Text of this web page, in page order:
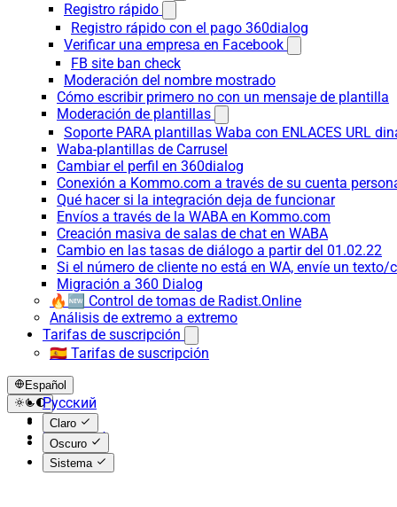
Registro rápido
Registro rápido con el pago 360dialog
Verificar una empresa en Facebook
FB site ban check
Moderación del nombre mostrado
Cómo escribir primero no con un mensaje de plantilla
Moderación de plantillas
Soporte PARA plantillas Waba con ENLACES URL
Waba-plantillas de Carrusel
Cambiar el perfil en 360dialog
Conexión a Kommo.com a través de su cuenta
Qué hacer si la integración deja de funcionar
Envíos a través de la WABA en Kommo.com
Creación masiva de salas de chat en WABA
Cambio en las tasas de diálogo a partir del 01.02.22
Si el número de cliente no está en WA, envíe un
Migración a 360 Dialog
🔥🆕 Control de tomas de Radist.Online
Análisis de extremo a extremo
Tarifas de suscripción
🇪🇸 Tarifas de suscripción
Español
Русский
English
Español
Claro
Oscuro
Sistema